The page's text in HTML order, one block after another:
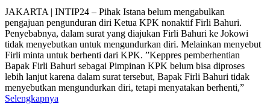
Share
JAKARTA | INTIP24 – Pihak Istana belum mengabulkan
pengajuan pengunduran diri Ketua KPK nonaktif Firli Bahuri.
Penyebabnya, dalam surat yang diajukan Firli Bahuri ke Jokowi
tidak menyebutkan untuk mengundurkan diri. Melainkan menyebut
Firli minta untuk berhenti dari KPK. ”Keppres pemberhentian
Bapak Firli Bahuri sebagai Pimpinan KPK belum bisa diproses
lebih lanjut karena dalam surat tersebut, Bapak Firli Bahuri tidak
menyebutkan mengundurkan diri, tetapi menyatakan berhenti,”
Selengkapnya